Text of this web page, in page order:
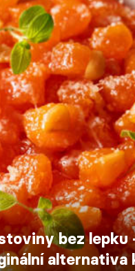
bez lepku
alternativa